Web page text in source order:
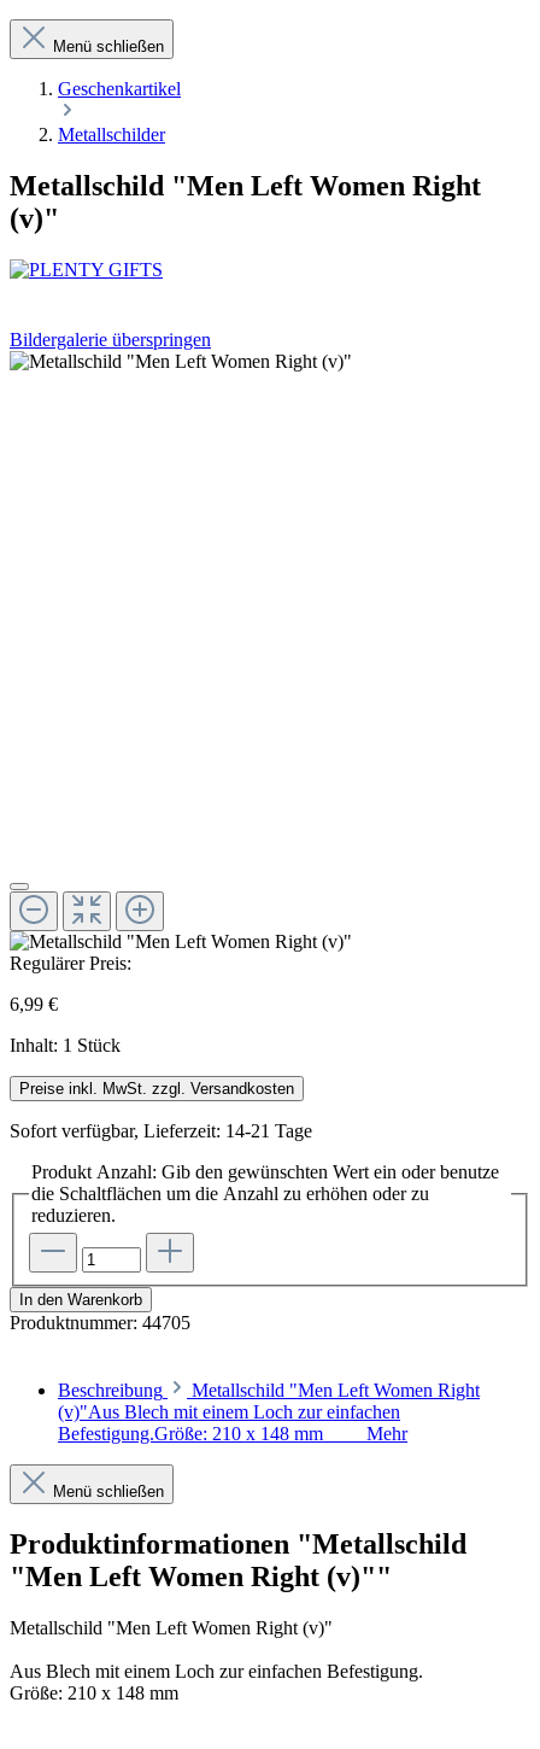
Menü schließen
Geschenkartikel
Metallschilder
Metallschild "Men Left Women Right
(v)"
Bildergalerie überspringen
Regulärer Preis:
6,99 €
Inhalt: 1 Stück
Preise inkl. MwSt. zzgl. Versandkosten
Sofort verfügbar, Lieferzeit: 14-21 Tage
Produkt Anzahl: Gib den gewünschten Wert ein oder benutze
die Schaltflächen um die Anzahl zu erhöhen oder zu
reduzieren.
In den Warenkorb
Produktnummer: 44705
Beschreibung
Metallschild "Men Left Women Right
(v)"Aus Blech mit einem Loch zur einfachen
Befestigung.Größe: 210 x 148 mm Mehr
Menü schließen
Produktinformationen "Metallschild
"Men Left Women Right (v)""
Metallschild "Men Left Women Right (v)"
Aus Blech mit einem Loch zur einfachen Befestigung.
Größe: 210 x 148 mm